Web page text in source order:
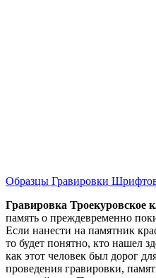
Образцы Гравировки
Гравировка Троекуровское
память о преждевременно
Если нанести на памятник
то будет понятно, кто нашел
как этот человек был дорог
проведения гравировки,